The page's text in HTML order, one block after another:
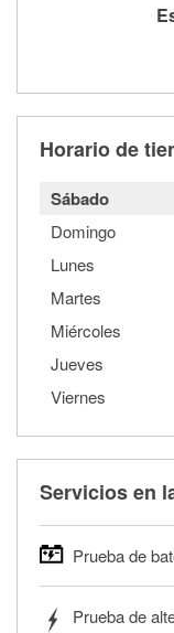
Horario de
Sábado
Domingo
Lunes
Martes
Miércoles
Jueves
Viernes
Servicios en
Prueba de
autos,Prueba de